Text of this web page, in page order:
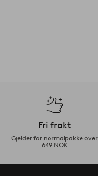
Fri frakt
Gjelder for normalpakke over
649 NOK